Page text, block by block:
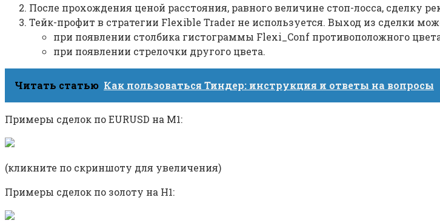
После прохождения ценой расстояния, равного величине стоп-лосса, сделку
Тейк-профит в стратегии Flexible Trader не используется. Выход из сделки
при появлении столбика гистограммы Flexi_Conf противоположного
при появлении стрелочки другого цвета.
Читать статью Как пользоваться Тиндер: инструкция и ответы на вопросы
Примеры сделок по EURUSD на M1:
(кликните по скриншоту для увеличения)
Примеры сделок по золоту на H1: